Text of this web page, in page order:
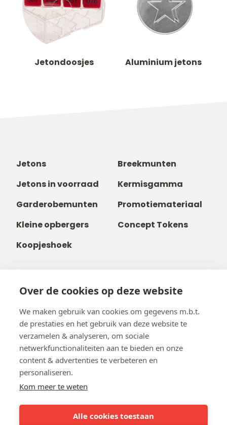
Over de cookies op deze website
We maken gebruik van cookies om gegevens m.b.t.
de prestaties en het gebruik van deze website te
verzamelen & analyseren, om sociale
netwerkfunctionaliteiten aan te bieden en onze
content & advertenties te verbeteren en
personaliseren.
Kom meer te weten
Alle cookies toestaan
Jetondoosjes Aluminium jetons
Jetons
Breekmunten
Jetons in voorraad
Kermisgamma
Garderobemunten
Promotiemateriaal
Kleine opbergers
Concept Tokens
Koopjeshoek
+32 14 38 99 00
+32488237146
info@b-token.eu
Facebook
Instagram
YouTube
LinkedIn